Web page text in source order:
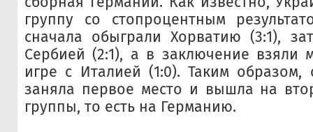
группу со стопроцентным
сначала обыграли Хорватию (3:1),
Сербией (2:1), а в заключение взяли
игре с Италией (1:0). Таким образом,
заняла первое место и вышла на
группы, то есть на Германию.